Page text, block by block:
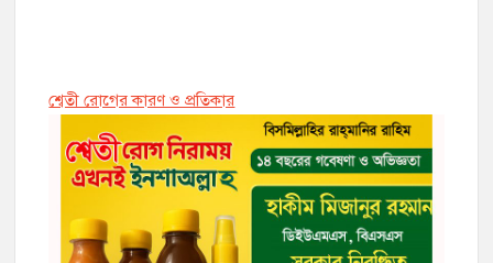
শ্বেতী রোগের কারণ ও প্রতিকার